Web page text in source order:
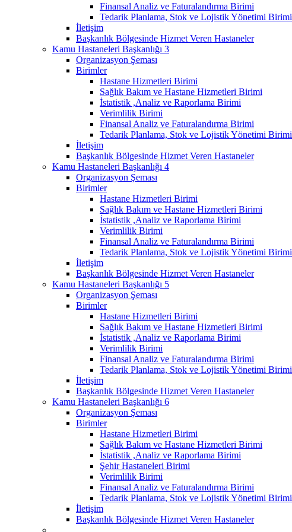
Finansal Analiz ve Faturalandırma Birimi
Tedarik Planlama, Stok ve Lojistik Yönetimi Birimi
İletişim
Başkanlık Bölgesinde Hizmet Veren Hastaneler
Kamu Hastaneleri Başkanlığı 3
Organizasyon Şeması
Birimler
Hastane Hizmetleri Birimi
Sağlık Bakım ve Hastane Hizmetleri Birimi
İstatistik ,Analiz ve Raporlama Birimi
Verimlilik Birimi
Finansal Analiz ve Faturalandırma Birimi
Tedarik Planlama, Stok ve Lojistik Yönetimi Birimi
İletişim
Başkanlık Bölgesinde Hizmet Veren Hastaneler
Kamu Hastaneleri Başkanlığı 4
Organizasyon Şeması
Birimler
Hastane Hizmetleri Birimi
Sağlık Bakım ve Hastane Hizmetleri Birimi
İstatistik ,Analiz ve Raporlama Birimi
Verimlilik Birimi
Finansal Analiz ve Faturalandırma Birimi
Tedarik Planlama, Stok ve Lojistik Yönetimi Birimi
İletişim
Başkanlık Bölgesinde Hizmet Veren Hastaneler
Kamu Hastaneleri Başkanlığı 5
Organizasyon Şeması
Birimler
Hastane Hizmetleri Birimi
Sağlık Bakım ve Hastane Hizmetleri Birimi
İstatistik ,Analiz ve Raporlama Birimi
Verimlilik Birimi
Finansal Analiz ve Faturalandırma Birimi
Tedarik Planlama, Stok ve Lojistik Yönetimi Birimi
İletişim
Başkanlık Bölgesinde Hizmet Veren Hastaneler
Kamu Hastaneleri Başkanlığı 6
Organizasyon Şeması
Birimler
Hastane Hizmetleri Birimi
Sağlık Bakım ve Hastane Hizmetleri Birimi
İstatistik ,Analiz ve Raporlama Birimi
Şehir Hastaneleri Birimi
Verimlilik Birimi
Finansal Analiz ve Faturalandırma Birimi
Tedarik Planlama, Stok ve Lojistik Yönetimi Birimi
İletişim
Başkanlık Bölgesinde Hizmet Veren Hastaneler